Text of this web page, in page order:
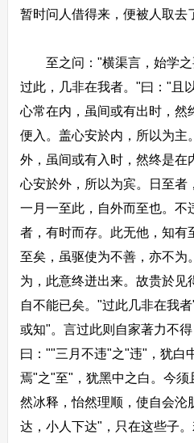
暂时问人借得来，便被人取去
至之问："横渠言，始学之
过此，几非在我者。"曰："且
心常在内，虽间或有出时，然
便入。盖心安於内，所以为主
外，虽间或有入时，然终是在
心安於外，所以为宾。日至者
一月一至此，自外而至也。不
者，有时而存。此无他，知有
至矣，虽驱使为不善，亦不为
为，此意终迸出来。故贵於见
自不能已矣。"过此几非在我
或知"。言过此则自家著力不
曰：""三月不违"之"违"，犹白
焉"之"至"，犹黑中之白。今
然冰释，怡然理顺，使自会沦
达，小人下达"，只在这些子